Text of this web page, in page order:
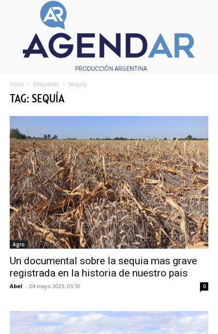
Inicio Etiquetas Sequía
TAG: SEQUÍA
Agro
Un documental sobre la sequia mas grave
registrada en la historia de nuestro pais
Abel - 24 mayo 2023, 05:10 0